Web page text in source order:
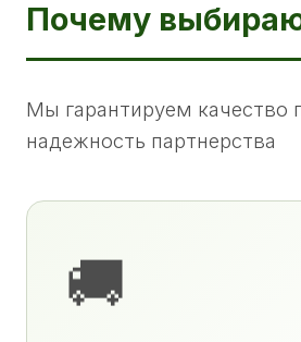
Почему
Мы гарантируем качество
надежность партнерства
🚚